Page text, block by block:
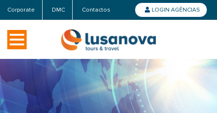
Corporate DMC Contactos LOGIN AGÊNCIAS